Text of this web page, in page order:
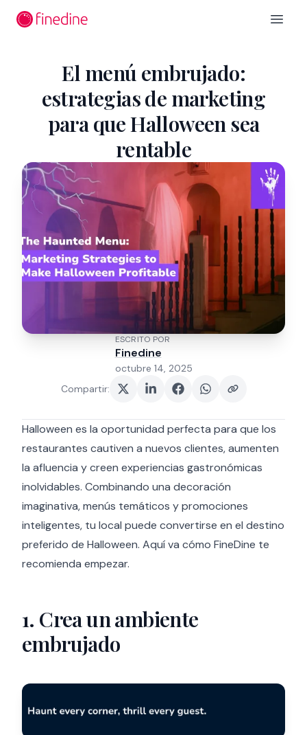
Open
El menú embrujado:
estrategias de marketing
para que Halloween sea
rentable
ESCRITO POR
Finedine
octubre 14, 2025
Compartir:
Halloween es la oportunidad perfecta para que los
restaurantes cautiven a nuevos clientes, aumenten
la afluencia y creen experiencias gastronómicas
inolvidables. Combinando una decoración
imaginativa, menús temáticos y promociones
inteligentes, tu local puede convertirse en el destino
preferido de Halloween. Aquí va cómo FineDine te
recomienda empezar.
1. Crea un ambiente
embrujado